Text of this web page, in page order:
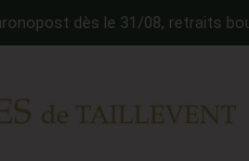
dès le 31/08, retraits